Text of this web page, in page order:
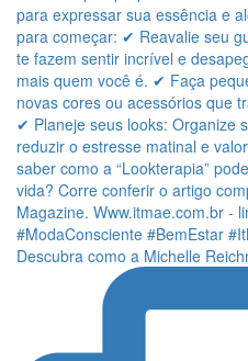
Descubra como a Michelle